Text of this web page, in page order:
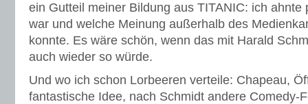
ein Gutteil meiner Bildung aus TITANIC: ich ahnte
war und welche Meinung außerhalb des
konnte. Es wäre schön, wenn das mit Harald
auch wieder so würde.
Und wo ich schon Lorbeeren verteile: Chapeau,
fantastische Idee, nach Schmidt andere Comedy-